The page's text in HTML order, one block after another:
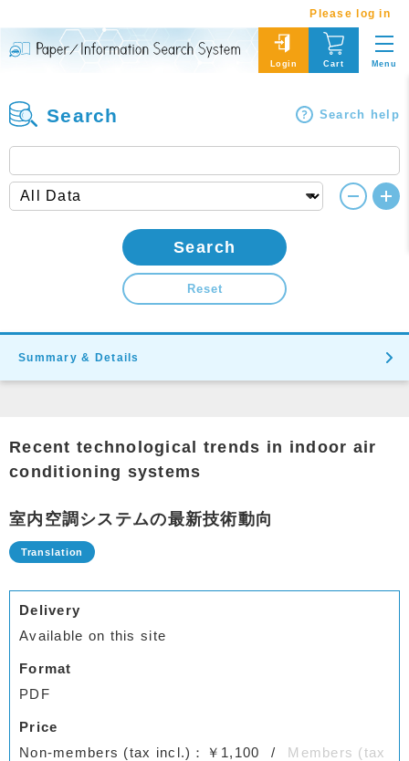
Please log in
Login Cart Menu
Search Search help
Search
Reset
Summary & Details
Recent technological trends in indoor air
conditioning systems
室内空調システムの最新技術動向
Delivery
Available on this site
Format
PDF
Price
Non-members (tax incl.)：￥1,100
Members (tax